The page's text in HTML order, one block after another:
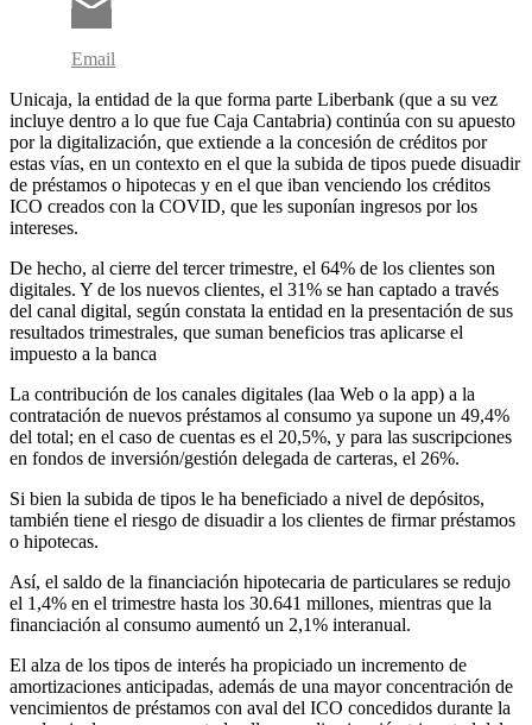
Email
Unicaja, la entidad de la que forma parte Liberbank (que a su vez
incluye dentro a lo que fue Caja Cantabria) continúa con su apuesto
por la digitalización, que extiende a la concesión de créditos por
estas vías, en un contexto en el que la subida de tipos puede disuadir
de préstamos o hipotecas y en el que iban venciendo los créditos
ICO creados con la COVID, que les suponían ingresos por los
intereses.
De hecho, al cierre del tercer trimestre, el 64% de los clientes son
digitales. Y de los nuevos clientes, el 31% se han captado a través
del canal digital, según constata la entidad en la presentación de sus
resultados trimestrales, que suman beneficios tras aplicarse el
impuesto a la banca
La contribución de los canales digitales (laa Web o la app) a la
contratación de nuevos préstamos al consumo ya supone un 49,4%
del total; en el caso de cuentas es el 20,5%, y para las suscripciones
en fondos de inversión/gestión delegada de carteras, el 26%.
Si bien la subida de tipos le ha beneficiado a nivel de depósitos,
también tiene el riesgo de disuadir a los clientes de firmar préstamos
o hipotecas.
Así, el saldo de la financiación hipotecaria de particulares se redujo
el 1,4% en el trimestre hasta los 30.641 millones, mientras que la
financiación al consumo aumentó un 2,1% interanual.
El alza de los tipos de interés ha propiciado un incremento de
amortizaciones anticipadas, además de una mayor concentración de
vencimientos de préstamos con aval del ICO concedidos durante la